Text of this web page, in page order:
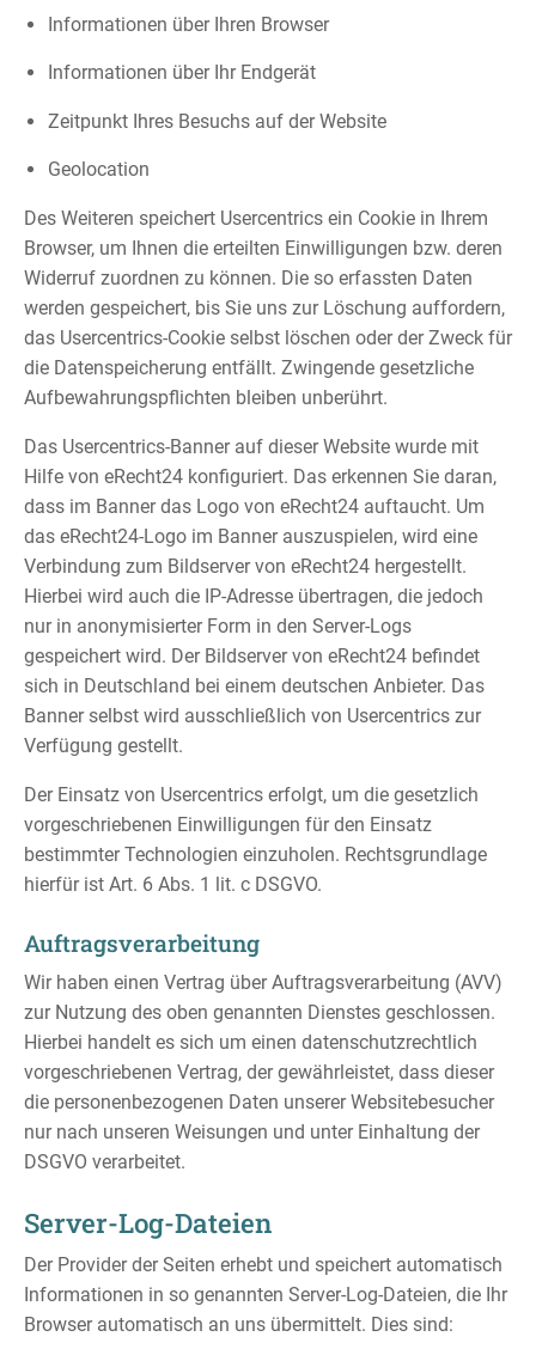
Informationen über Ihren Browser
Informationen über Ihr Endgerät
Zeitpunkt Ihres Besuchs auf der Website
Geolocation
Des Weiteren speichert Usercentrics ein Cookie in Ihrem
Browser, um Ihnen die erteilten Einwilligungen bzw. deren
Widerruf zuordnen zu können. Die so erfassten Daten
werden gespeichert, bis Sie uns zur Löschung auffordern,
das Usercentrics-Cookie selbst löschen oder der Zweck für
die Datenspeicherung entfällt. Zwingende gesetzliche
Aufbewahrungspflichten bleiben unberührt.
Das Usercentrics-Banner auf dieser Website wurde mit
Hilfe von eRecht24 konfiguriert. Das erkennen Sie daran,
dass im Banner das Logo von eRecht24 auftaucht. Um
das eRecht24-Logo im Banner auszuspielen, wird eine
Verbindung zum Bildserver von eRecht24 hergestellt.
Hierbei wird auch die IP-Adresse übertragen, die jedoch
nur in anonymisierter Form in den Server-Logs
gespeichert wird. Der Bildserver von eRecht24 befindet
sich in Deutschland bei einem deutschen Anbieter. Das
Banner selbst wird ausschließlich von Usercentrics zur
Verfügung gestellt.
Der Einsatz von Usercentrics erfolgt, um die gesetzlich
vorgeschriebenen Einwilligungen für den Einsatz
bestimmter Technologien einzuholen. Rechtsgrundlage
hierfür ist Art. 6 Abs. 1 lit. c DSGVO.
Auftragsverarbeitung
Wir haben einen Vertrag über Auftragsverarbeitung (AVV)
zur Nutzung des oben genannten Dienstes geschlossen.
Hierbei handelt es sich um einen datenschutzrechtlich
vorgeschriebenen Vertrag, der gewährleistet, dass dieser
die personenbezogenen Daten unserer Websitebesucher
nur nach unseren Weisungen und unter Einhaltung der
DSGVO verarbeitet.
Server-Log-Dateien
Der Provider der Seiten erhebt und speichert automatisch
Informationen in so genannten Server-Log-Dateien, die Ihr
Browser automatisch an uns übermittelt. Dies sind: